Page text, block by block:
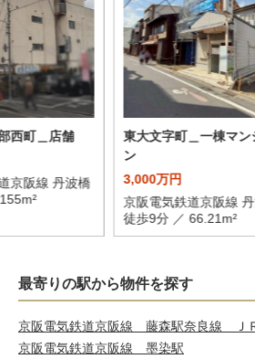
西町＿店舗
京阪線 丹波橋
東大文字町＿一棟マン
ン
3,000万円
京阪電気鉄道京阪線
徒歩9分 ／ 66.21m²
最寄りの駅から物件を探す
京阪電気鉄道京阪線 藤森駅奈良線 Ｊ
京阪電気鉄道京阪線 墨染駅